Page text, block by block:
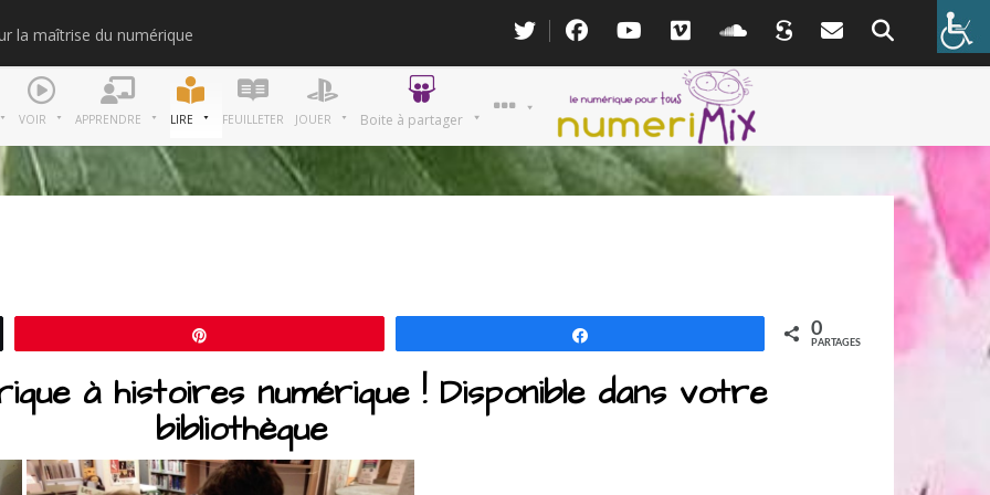
la maîtrise du numérique
VOIR APPRENDRE LIRE FEUILLETER JOUER Boite à partager
0
PARTAGES
à histoires numérique ! Disponible dans votre
bibliothèque